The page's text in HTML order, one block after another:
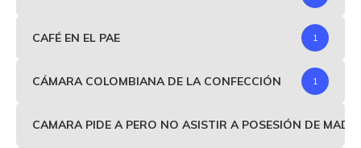
CAFÉ EN EL PAE 1
CÁMARA COLOMBIANA DE LA CONFECCIÓN 1
CAMARA PIDE A PERO NO ASISTIR A POSESIÓN DE